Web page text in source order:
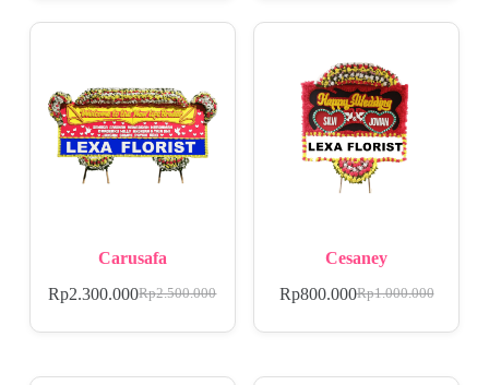
Carusafa
Rp2.500.000
Rp2.300.000
Cesaney
Rp1.000.000
Rp800.000